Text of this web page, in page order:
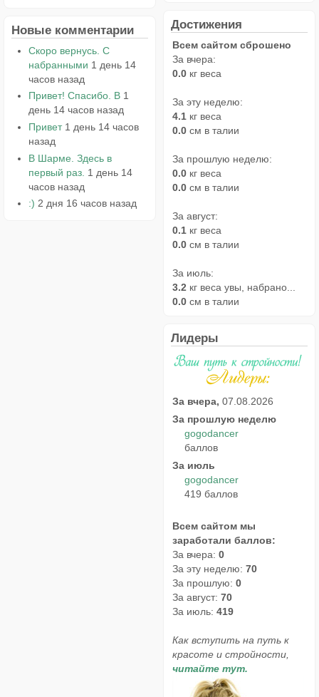
Новые комментарии
Скоро вернусь. С
набранными 1 день 14
часов назад
Привет! Спасибо. В 1
день 14 часов назад
Привет 1 день 14 часов
назад
В Шарме. Здесь в
первый раз. 1 день 14
часов назад
:) 2 дня 16 часов назад
Достижения
Всем сайтом сброшено
За вчера:
0.0 кг веса
За эту неделю:
4.1 кг веса
0.0 см в талии
За прошлую неделю:
0.0 кг веса
0.0 см в талии
За август:
0.1 кг веса
0.0 см в талии
За июль:
3.2 кг веса увы, набрано...
0.0 см в талии
Лидеры
За вчера, 07.08.2026
За прошлую неделю
gogodancer
баллов
За июль
gogodancer
419 баллов
Всем сайтом мы
заработали баллов:
За вчера: 0
За эту неделю: 70
За прошлую: 0
За август: 70
За июль: 419
Как вступить на путь к
красоте и стройности,
читайте тут.